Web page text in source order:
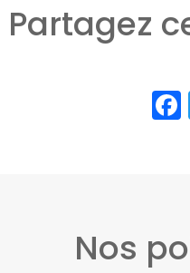
Partagez
Nos